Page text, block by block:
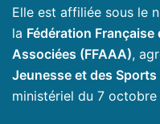
Elle est affiliée sous le
la Fédération
Associées (FFAAA),
Jeunesse et des Sports
ministériel du 7 octobre